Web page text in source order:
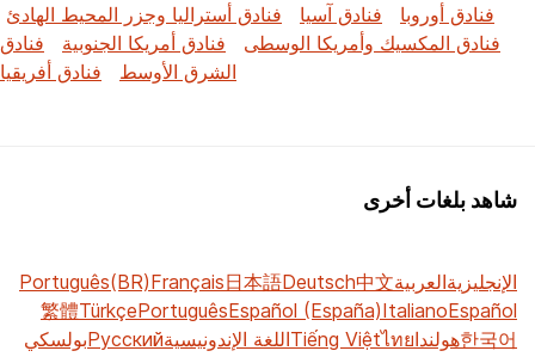
فنادق أوروبا
فنادق آسيا
فنادق أستراليا وجزر المحيط الهادئ
فنادق المكسيك وأمريكا الوسطى
فنادق أمريكا الجنوبية
فنادق
الشرق الأوسط
فنادق أفريقيا
شاهد بلغات أخرى
الإنجليزيةالعربية中文
Deutsch
日本語
Français
Português(BR)
Español
Italiano
Español (España)
Português
Türkçe
繁體
한국어هولنداไทย
Tiếng Việtاللغة الإندونيسيةРусскийبولسكي